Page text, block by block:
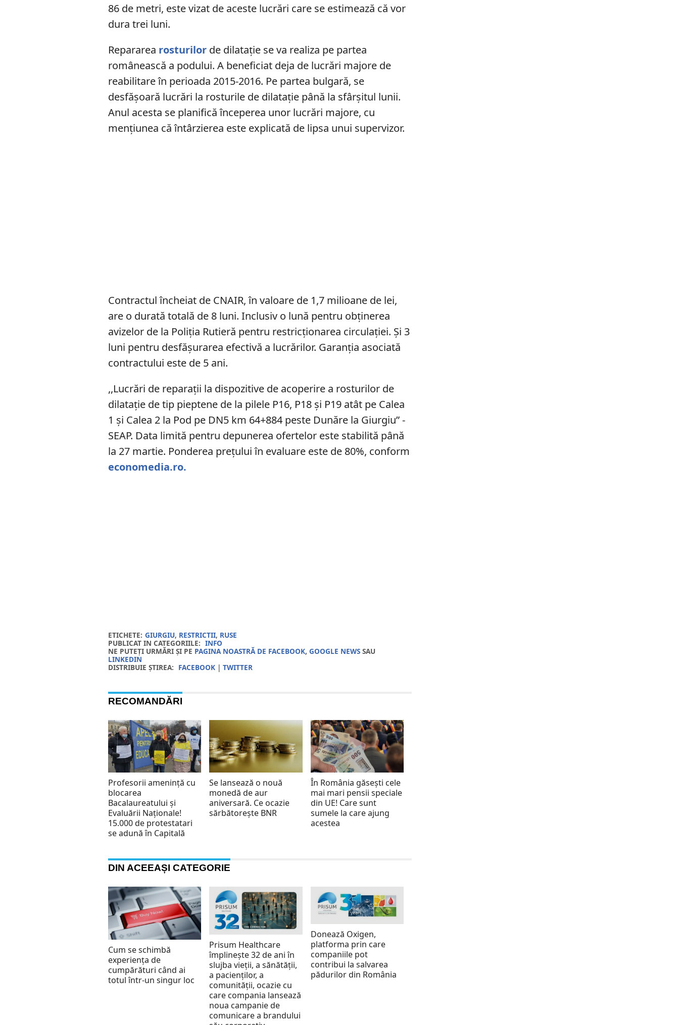
86 de metri, este vizat de aceste lucrări care se estimează că vor
dura trei luni.
Repararea rosturilor de dilatație se va realiza pe partea
românească a podului. A beneficiat deja de lucrări majore de
reabilitare în perioada 2015-2016. Pe partea bulgară, se
desfășoară lucrări la rosturile de dilatație până la sfârșitul lunii.
Anul acesta se planifică începerea unor lucrări majore, cu
mențiunea că întârzierea este explicată de lipsa unui supervizor.
Contractul încheiat de CNAIR, în valoare de 1,7 milioane de lei,
are o durată totală de 8 luni. Inclusiv o lună pentru obținerea
avizelor de la Poliția Rutieră pentru restricționarea circulației. Și 3
luni pentru desfășurarea efectivă a lucrărilor. Garanția asociată
contractului este de 5 ani.
,,Lucrări de reparații la dispozitive de acoperire a rosturilor de
dilatație de tip pieptene de la pilele P16, P18 și P19 atât pe Calea
1 și Calea 2 la Pod pe DN5 km 64+884 peste Dunăre la Giurgiu” -
SEAP. Data limită pentru depunerea ofertelor este stabilită până
la 27 martie. Ponderea prețului în evaluare este de 80%, conform
economedia.ro.
ETICHETE: GIURGIU, RESTRICTII, RUSE
PUBLICAT IN CATEGORIILE: INFO
NE PUTEȚI URMĂRI ȘI PE PAGINA NOASTRĂ DE FACEBOOK,GOOGLE NEWS SAU
LINKEDIN
DISTRIBUIE ȘTIREA: FACEBOOK |TWITTER
RECOMANDĂRI
Profesorii amenință cu
blocarea
Bacalaureatului și
Evaluării Naționale!
15.000 de protestatari
se adună în Capitală
Se lansează o nouă
monedă de aur
aniversară. Ce ocazie
sărbătorește BNR
În România găsești cele
mai mari pensii speciale
din UE! Care sunt
sumele la care ajung
acestea
DIN ACEEAȘI CATEGORIE
Cum se schimbă
experiența de
cumpărături când ai
totul într-un singur loc
Prisum Healthcare
împlinește 32 de ani în
slujba vieții, a sănătății,
a pacienților, a
comunității, ocazie cu
care compania lansează
noua campanie de
comunicare a brandului
Donează Oxigen,
platforma prin care
companiile pot
contribui la salvarea
pădurilor din România